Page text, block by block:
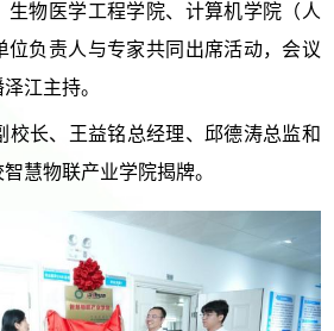
生物医学工程学院、计算机学院 （人
位负责人与专家共同出席活动，会议
江主持。
校长、王益铭总经理、 邱德涛总监和
智慧物联产业学院揭牌。